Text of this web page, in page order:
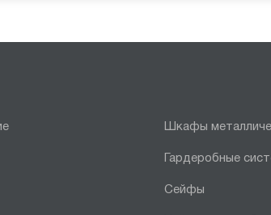
Шкафы
Гардеробные
Сейфы